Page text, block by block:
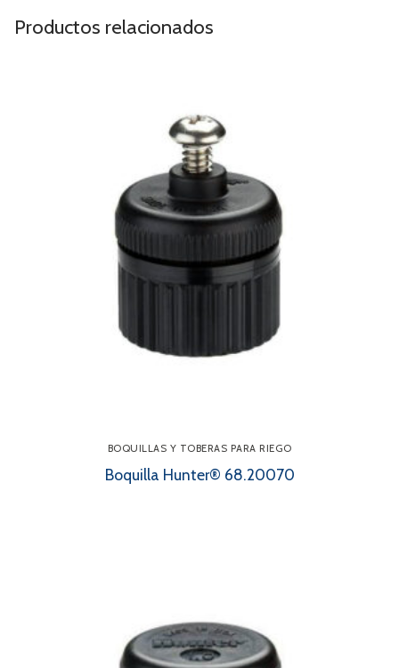
Productos relacionados
BOQUILLAS Y TOBERAS PARA RIEGO
Boquilla Hunter® 68.20070